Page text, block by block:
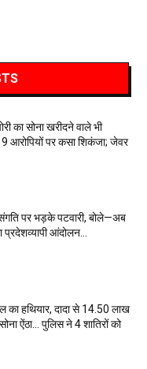
का सोना खरीदने वाले भी
9 आरोपियों पर कसा शिकंजा; जेवर
पर भड़के पटवारी, बोले—अब
प्रदेशव्यापी आंदोलन…
का हथियार, दादा से 14.50 लाख
ऐंठा… पुलिस ने 4 शातिरों को